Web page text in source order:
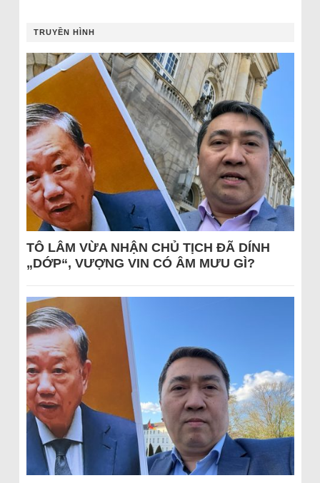
TRUYỀN HÌNH
TÔ LÂM VỪA NHẬN CHỦ TỊCH ĐÃ DÍNH
„DỚP“, VƯỢNG VIN CÓ ÂM MƯU GÌ?